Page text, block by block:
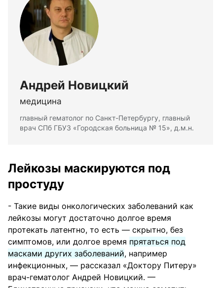
Андрей Новицкий
медицина
главный гематолог по Санкт-Петербургу, главный
врач СПб ГБУЗ «Городская больница № 15», д.м.н.
Лейкозы маскируются под
простуду
- Такие виды онкологических заболеваний как
лейкозы могут достаточно долгое время
протекать латентно, то есть — скрытно, без
симптомов, или долгое время прятаться под
масками других заболеваний, например
инфекционных, — рассказал «Доктору Питеру»
врач-гематолог Андрей Новицкий. —